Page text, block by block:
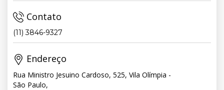
Contato
(11) 3846-9327
Endereço
Rua Ministro Jesuino Cardoso, 525, Vila Olímpia -
São Paulo,